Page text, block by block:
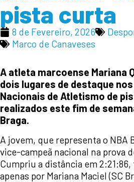
pista curta
8 de Fevereiro, 2026
Marco de Canaveses
A atleta marcoense Mariana
dois lugares de destaque
Nacionais de Atletismo de
realizados este fim de
Braga.
A jovem, que representa o NBA
vice-campeã nacional na prova
Cumpriu a distância em
apenas por Mariana Maciel (SC